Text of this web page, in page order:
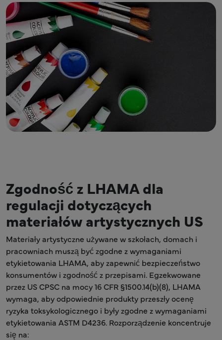
Zgodność z LHAMA dla
regulacji dotyczących
materiałów artystycznych US
Materiały artystyczne używane w szkołach, domach i
pracowniach muszą być zgodne z wymaganiami
etykietowania LHAMA, aby zapewnić bezpieczeństwo
konsumentów i zgodność z przepisami. Egzekwowane
przez US CPSC na mocy 16 CFR §1500.14(b)(8), LHAMA
wymaga, aby odpowiednie produkty przeszły ocenę
ryzyka toksykologicznego i były zgodne z wymaganiami
etykietowania ASTM D4236. Rozporządzenie koncentruje
się na: